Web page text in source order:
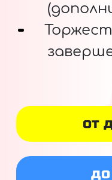
от
до